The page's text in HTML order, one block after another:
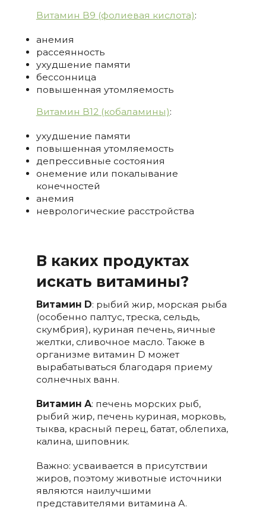
Витамин В9 (фолиевая кислота):
анемия
рассеянность
ухудшение памяти
бессонница
повышенная утомляемость
Витамин В12 (кобаламины):
ухудшение памяти
повышенная утомляемость
депрессивные состояния
онемение или покалывание
конечностей
анемия
неврологические расстройства
В каких продуктах
искать витамины?
Витамин D: рыбий жир, морская рыба
(особенно палтус, треска, сельдь,
скумбрия), куриная печень, яичные
желтки, сливочное масло. Также в
организме витамин D может
вырабатываться благодаря приему
солнечных ванн.
Витамин А: печень морских рыб,
рыбий жир, печень куриная, морковь,
тыква, красный перец, батат, облепиха,
калина, шиповник.
Важно: усваивается в присутствии
жиров, поэтому животные источники
являются наилучшими
представителями витамина А.